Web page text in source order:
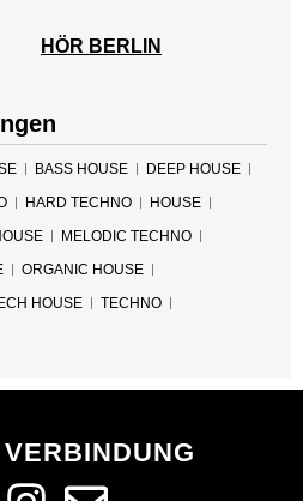
HÖR BERLIN
BASS HOUSE
DEEP HOUSE
HARD TECHNO
HOUSE
MELODIC TECHNO
ORGANIC HOUSE
HOUSE
TECHNO